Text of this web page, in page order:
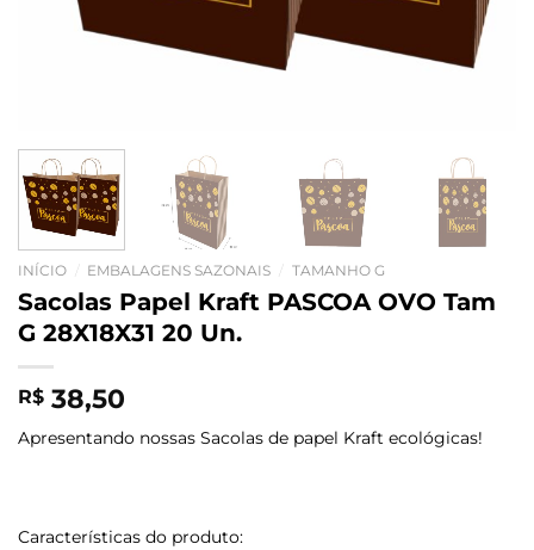
INÍCIO EMBALAGENS SAZONAIS TAMANHO G
Sacolas Papel Kraft PASCOA OVO Tam
G 28X18X31 20 Un.
R$ 38,50
Apresentando nossas Sacolas de papel Kraft ecológicas!
Características do produto: